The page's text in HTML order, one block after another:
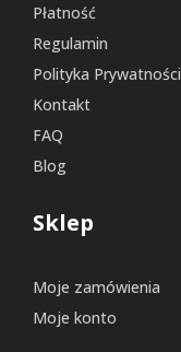
Płatność
Regulamin
Polityka Prywatności
Kontakt
FAQ
Blog
Sklep
Moje zamówienia
Moje konto